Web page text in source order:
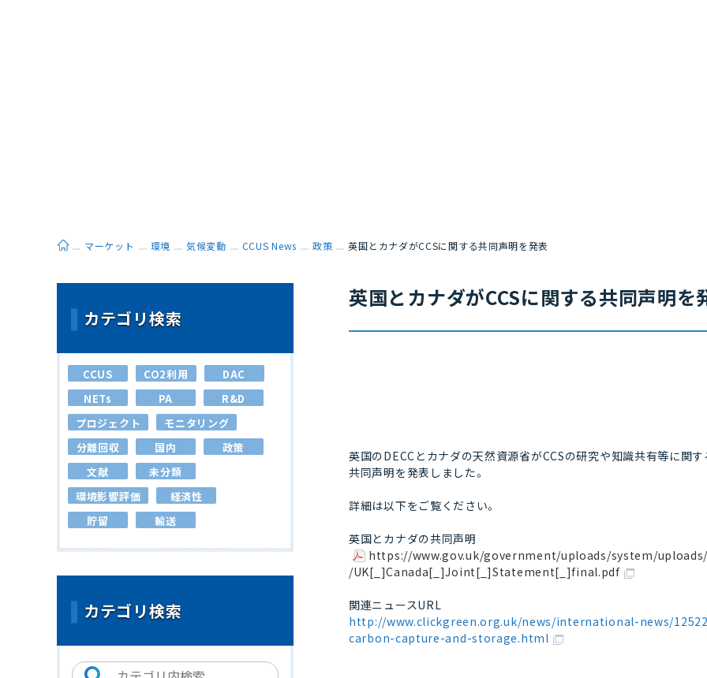
ホームマーケット 環境 気候変動 CCUS News 政策 英国とカナダがCCSに関する共同声明を発表
英国とカナダがCCSに関する共同声明を
英国のDECCとカナダの天然資源省がCCSの研究や知識共有等に関す
共同声明を発表しました。
詳細は以下をご覧ください。
英国とカナダの共同声明
https://www.gov.uk/government/uploads/system/
/UK[_]Canada[_]Joint[_]Statement[_]final.pdf
関連ニュースURL
http://www.clickgreen.org.uk/news/international-news/
carbon-capture-and-storage.html
カテゴリ検索
CCUS CO2利用
DAC
NETs
PA
R&D
プロジェクト
モニタリング
分離回収
国内
政策
文献
未分類
環境影響評価
経済性
貯留
輸送
カテゴリ検索